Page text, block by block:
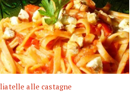
alle castagne